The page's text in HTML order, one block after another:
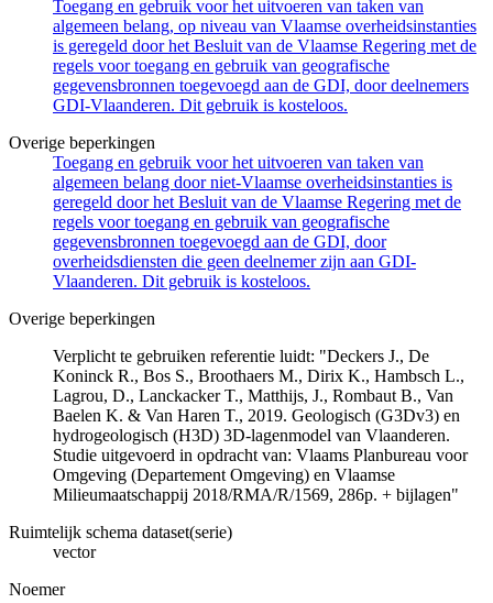
Toegang en gebruik voor het uitvoeren van taken van
algemeen belang, op niveau van Vlaamse overheidsinstanties
is geregeld door het Besluit van de Vlaamse Regering met de
regels voor toegang en gebruik van geografische
gegevensbronnen toegevoegd aan de GDI, door deelnemers
GDI-Vlaanderen. Dit gebruik is kosteloos.
Overige beperkingen
Toegang en gebruik voor het uitvoeren van taken van
algemeen belang door niet-Vlaamse overheidsinstanties is
geregeld door het Besluit van de Vlaamse Regering met de
regels voor toegang en gebruik van geografische
gegevensbronnen toegevoegd aan de GDI, door
overheidsdiensten die geen deelnemer zijn aan GDI-
Vlaanderen. Dit gebruik is kosteloos.
Overige beperkingen
Verplicht te gebruiken referentie luidt: "Deckers J., De
Koninck R., Bos S., Broothaers M., Dirix K., Hambsch L.,
Lagrou, D., Lanckacker T., Matthijs, J., Rombaut B., Van
Baelen K. & Van Haren T., 2019. Geologisch (G3Dv3) en
hydrogeologisch (H3D) 3D-lagenmodel van Vlaanderen.
Studie uitgevoerd in opdracht van: Vlaams Planbureau voor
Omgeving (Departement Omgeving) en Vlaamse
Milieumaatschappij 2018/RMA/R/1569, 286p. + bijlagen"
Ruimtelijk schema dataset(serie)
vector
Noemer